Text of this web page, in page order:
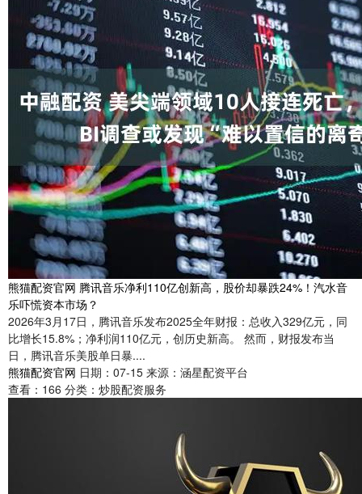
熊猫配资官网 腾讯音乐净利110亿创新高，股价却暴跌24%！汽水音
乐吓慌资本市场？
2026年3月17日，腾讯音乐发布2025全年财报：总收入329亿元，同
比增长15.8%；净利润110亿元，创历史新高。 然而，财报发布当
日，腾讯音乐美股单日暴....
熊猫配资官网 日期：07-15 来源：涵星配资平台
查看： 166 分类： 炒股配资服务